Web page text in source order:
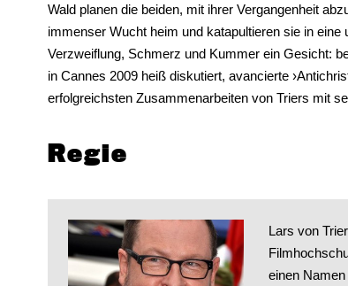
Wald planen die beiden, mit ihrer Vergangenheit
immenser Wucht heim und katapultieren sie in
Verzweiflung, Schmerz und Kummer ein Gesicht:
in Cannes 2009 heiß diskutiert, avancierte
erfolgreichsten Zusammenarbeiten von Triers mit
Regie
Lars von
einen